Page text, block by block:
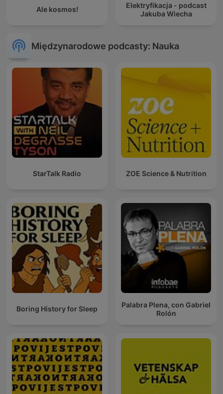
Ale kosmos!
Elektryfikacja - podcast
Jakuba Wiecha
Międzynarodowe podcasty: Nauka
StarTalk Radio ZOE Science & Nutrition
Boring History for Sleep
Palabra Plena, con Gabriel
Rolón